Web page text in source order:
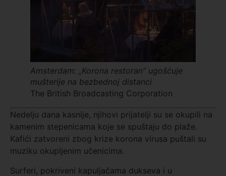
Amsterdam: „Korona restoran” ugošćuje
mušterije na bezbednoj distanci
The British Broadcasting Corporation
Nedelju dana kasnije, njihovi prijatelji su se okupili na
kamenim stepenicama koje se spuštaju do plaže.
Kafići zatvoreni zbog krize korona virusa puštali su
muziku okupljenim učenicima.
Surferi, pokriveni kapuljačama dukseva i u